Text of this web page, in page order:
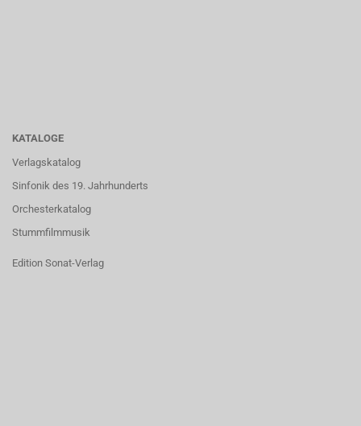
KATALOGE
Verlagskatalog
Sinfonik des 19. Jahrhunderts
Orchesterkatalog
Stummfilmmusik
Edition Sonat-Verlag